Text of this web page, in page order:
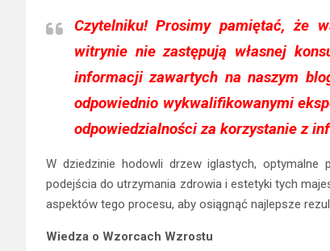
Czytelniku!Prosimy pamiętać, że
witrynie nie zastępują własnej
informacji zawartych na naszym
odpowiednio wykwalifikowanymi
odpowiedzialności za korzystanie z
W dziedzinie hodowli drzew iglastych, optymalne
podejścia do utrzymania zdrowia i estetyki tych
aspektów tego procesu, aby osiągnąć najlepsze
Wiedza o Wzorcach Wzrostu